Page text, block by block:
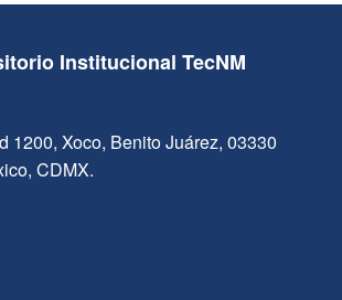
Institucional TecNM
1200, Xoco, Benito Juárez, 03330
CDMX.